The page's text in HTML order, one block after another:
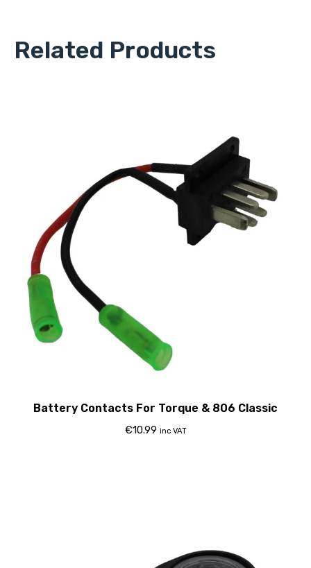
Related Products
Battery Contacts For Torque & 806 Classic
€10.99 inc VAT